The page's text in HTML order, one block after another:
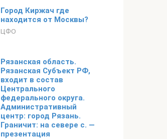
Город Киржач где
находится от Москвы?
ЦФО
Рязанская область.
Рязанская Субъект РФ,
входит в состав
Центрального
федерального округа.
Административный
центр: город Рязань.
Граничит: на севере с. —
презентация